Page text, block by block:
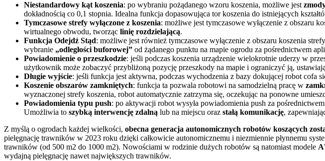
Niestandardowy kąt koszenia: po wybraniu pożądanego wzoru koszenia, możliwe jest
dokładnością co 0,1 stopnia. Idealna funkcja dopasowująca tor koszenia do istniejących
Tymczasowe strefy wyłączone z koszenia: możliwe jest tymczasowe wyłączenie z obszaru
wirtualnego obwodu, tworząc linię rozdzielającą.
Funkcja Odejdź Stąd: możliwe jest również tymczasowe wyłączenie z obszaru koszenia
wybranie „odległości buforowej” od żądanego punktu na mapie ogrodu za pośrednictwem
Powiadomienie o przeszkodzie: jeśli podczas koszenia urządzenie wielokrotnie uderzy w
użytkownik może zobaczyć przybliżoną pozycję przeszkody na mapie i ograniczyć ją,
Długie wyjście: jeśli funkcja jest aktywna, podczas wychodzenia z bazy dokującej robot cofa
Koszenie obszarów zamkniętych: funkcja ta pozwala robotowi na samodzielną pracę w
wyznaczonej strefy koszenia, robot automatycznie zatrzyma się, oczekując na ponowne
Powiadomienia typu push: po aktywacji robot wysyła powiadomienia push za
Umożliwia to szybką interwencję zdalną lub na miejscu oraz stałą komunikację,
Z myślą o ogrodach każdej wielkości, obecna generacja autonomicznych robotów koszących
pielęgnację trawników w 2023 roku dzięki całkowicie autonomicznemu i niezmiennie płynnemu
trawników (od 500 m2 do 1000 m2). Nowościami w rodzinie dużych robotów są natomiast modele
wydajną pielęgnację nawet największych trawników.